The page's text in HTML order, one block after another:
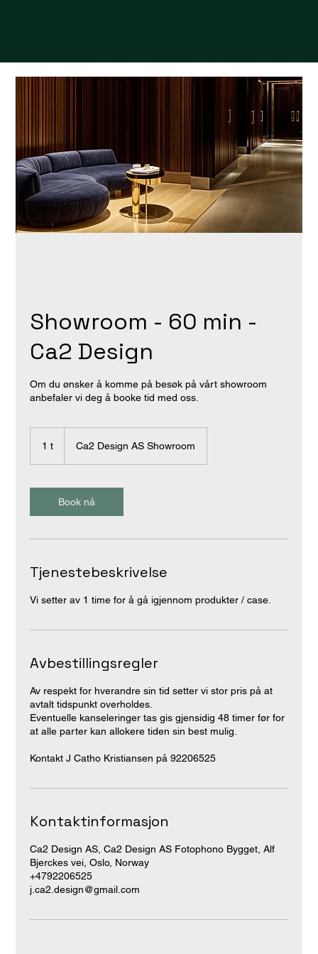
Showroom - 60 min -
Ca2 Design
Om du ønsker å komme på besøk på vårt showroom
anbefaler vi deg å booke tid med oss.
1 t Ca2 Design AS Showroom
Book nå
Tjenestebeskrivelse
Vi setter av 1 time for å gå igjennom produkter / case.
Avbestillingsregler
Av respekt for hverandre sin tid setter vi stor pris på at
avtalt tidspunkt overholdes.
Eventuelle kanseleringer tas gis gjensidig 48 timer før for
at alle parter kan allokere tiden sin best mulig.
Kontaktinformasjon
Ca2 Design AS, Ca2 Design AS Fotophono Bygget, Alf
Bjerckes vei, Oslo, Norway
+4792206525
j.ca2.design@gmail.com